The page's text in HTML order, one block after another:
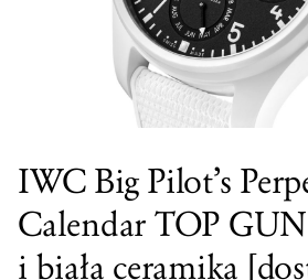
IWC Big Pilot’s
Calendar TOP
i biała ceramika